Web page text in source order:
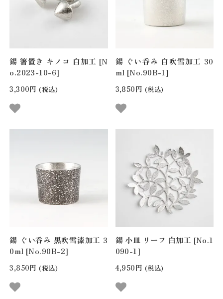
錫 箸置き キノコ 白加工 [N
o.2023-10-6]
3,300円 (税込)
錫 ぐい呑み 白吹雪加工 30
ml [No.90B-1]
3,850円 (税込)
錫 ぐい呑み 黒吹雪漆加工 3
0ml [No.90B-2]
3,850円 (税込)
錫 小皿 リーフ 白加工 [No.1
090-1]
4,950円 (税込)